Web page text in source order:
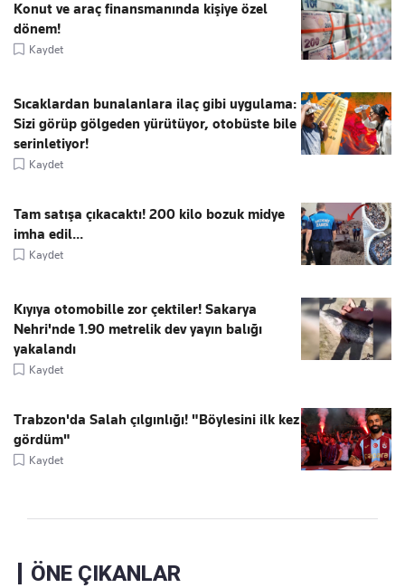
Konut ve araç finansmanında kişiye özel
dönem!
Kaydet
Sıcaklardan bunalanlara ilaç gibi uygulama:
Sizi görüp gölgeden yürütüyor, otobüste bile
serinletiyor!
Kaydet
Tam satışa çıkacaktı! 200 kilo bozuk midye
imha edil...
Kaydet
Kıyıya otomobille zor çektiler! Sakarya
Nehri'nde 1.90 metrelik dev yayın balığı
yakalandı
Kaydet
Trabzon'da Salah çılgınlığı! "Böylesini ilk kez
gördüm"
Kaydet
ÖNE ÇIKANLAR